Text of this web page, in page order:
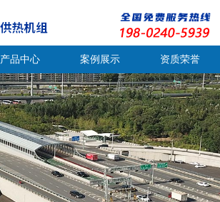
产品中心 案例展示 资质荣誉